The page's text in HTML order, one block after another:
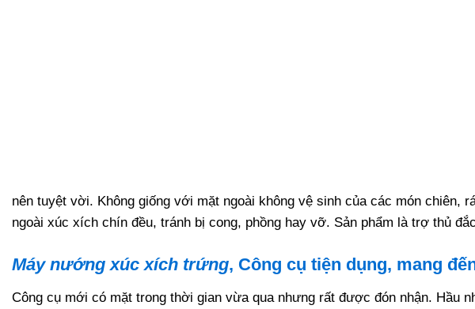
nên tuyệt vời. Không giống với mặt ngoài không vệ sinh của các món chiên,
ngoài xúc xích chín đều, tránh bị cong, phồng hay vỡ. Sản phẩm là trợ thủ
Máy nướng xúc xích trứng, Công cụ tiện dụng, mang
Công cụ mới có mặt trong thời gian vừa qua nhưng rất được đón nhận. Hầu